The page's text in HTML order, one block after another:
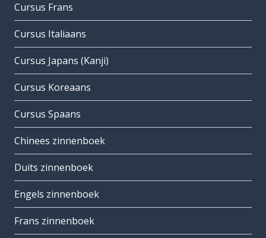
Cursus Frans
Cursus Italiaans
Cursus Japans (Kanji)
Cursus Koreaans
Cursus Spaans
Chinees zinnenboek
Duits zinnenboek
Engels zinnenboek
Frans zinnenboek